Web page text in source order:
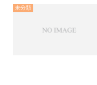
未分類